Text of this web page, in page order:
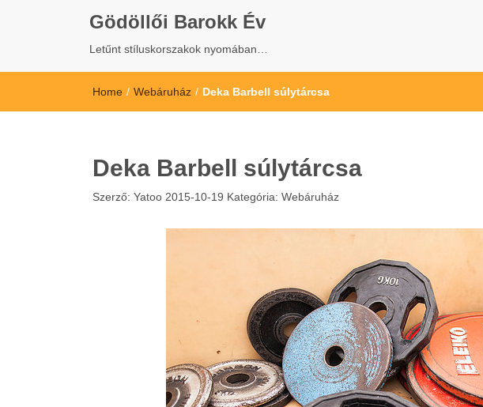
Gödöllői Barokk Év
Letűnt stíluskorszakok nyomában…
Home / Webáruház / Deka Barbell súlytárcsa
Deka Barbell súlytárcsa
Szerző: Yatoo 2015-10-19 Kategória: Webáruház